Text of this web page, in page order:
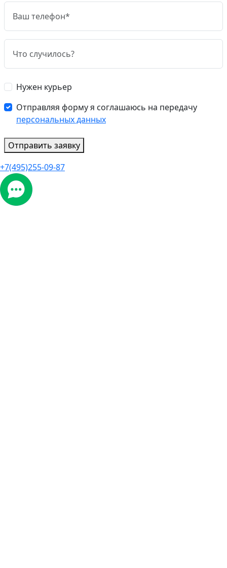
Нужен курьер
Отправляя форму я соглашаюсь на передачу
персональных данных
Отправить заявку
+7(495)255-09-87